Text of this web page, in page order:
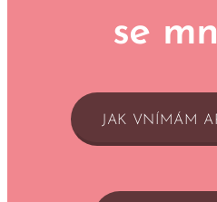
se
JAK VNÍMÁM